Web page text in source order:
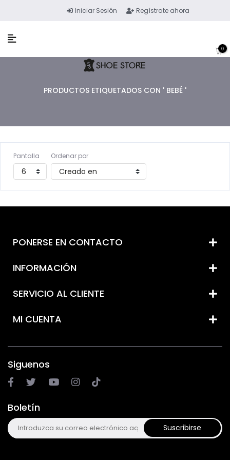
Iniciar Sesión Regístrate ahora
0
PRODUCTOS ETIQUETADOS CON ' BEBÉ '
Pantalla Ordenar por
PONERSE EN CONTACTO
INFORMACIÓN
SERVICIO AL CLIENTE
MI CUENTA
Siguenos
Boletín
Suscribirse